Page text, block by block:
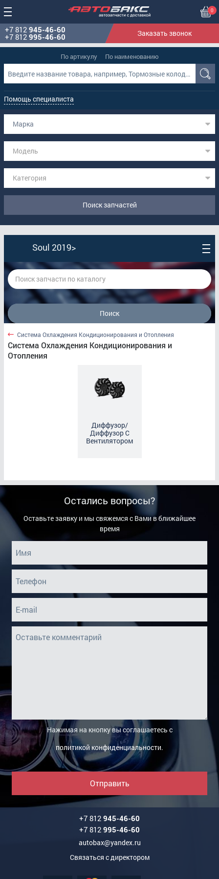
0
+7 812 945-46-60
+7 812 995-46-60 Заказать звонок
По артикулу По наименованию
Помощь специалиста
Марка
Модель
Категория
Поиск запчастей
Soul 2019>
Поиск
Soul 2019>
Кузов Наружные Элементы
Система Охлаждения Кондиционирования и
Система Охлаждения Кондиционирования и Отопления
Система Охлаждения Кондиционирования и
Отопления
Диффузор/
Диффузор С
Вентилятором
Остались вопросы?
Оставьте заявку и мы свяжемся с Вами в ближайшее
время
Нажимая на кнопку вы соглашаетесь с
политикой конфиденциальности.
Отправить
+7 812 945-46-60
+7 812 995-46-60
autobax@yandex.ru
Связаться с директором